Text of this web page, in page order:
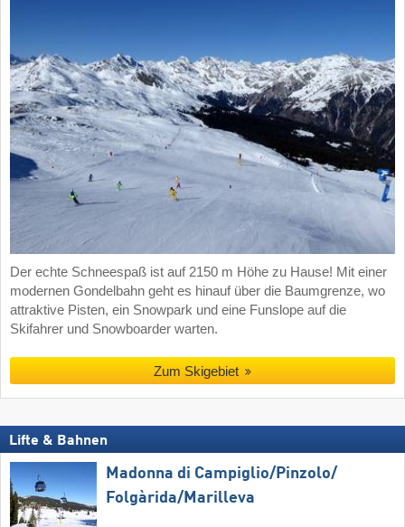
Der echte Schneespaß ist auf 2150 m Höhe zu Hause! Mit einer
modernen Gondelbahn geht es hinauf über die Baumgrenze, wo
attraktive Pisten, ein Snowpark und eine Funslope auf die
Skifahrer und Snowboarder warten.
Zum Skigebiet
Lifte & Bahnen
Madonna di Campiglio/​Pinzolo/​
Folgàrida/​Marilleva